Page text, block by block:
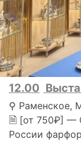
12.00
⚲ Раменское,
🗎 [от 750₽] —
России